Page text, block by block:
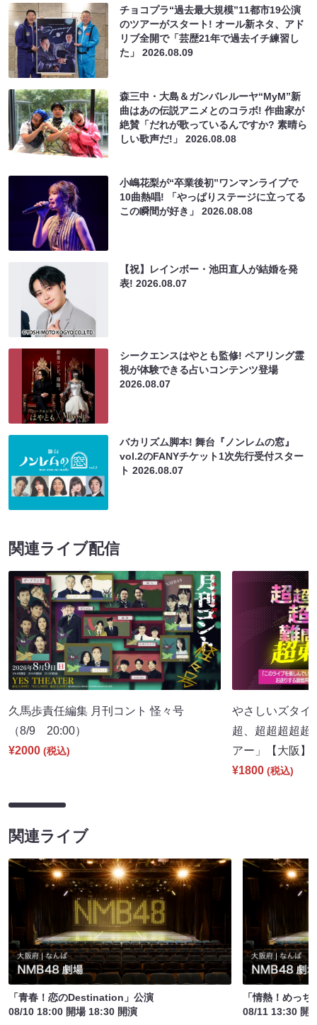
チョコプラ“過去最大規模”11都市19公演
のツアーがスタート! オール新ネタ、アド
リブ全開で「芸歴21年で過去イチ練習し
た」2026.08.09
森三中・大島＆ガンバレルーヤ“MyM”新
曲はあの伝説アニメとのコラボ! 作曲家が
絶賛「だれが歌っているんですか? 素晴ら
しい歌声だ!」2026.08.08
小嶋花梨が“卒業後初”ワンマンライブで
10曲熱唱! 「やっぱりステージに立ってる
この瞬間が好き」2026.08.08
【祝】レインボー・池田直人が結婚を発
表!2026.08.07
シークエンスはやとも監修! ペアリング霊
視が体験できる占いコンテンツ登場
2026.08.07
バカリズム脚本! 舞台『ノンレムの窓』
vol.2のFANYチケット1次先行受付スター
ト2026.08.07
関連ライブ配信
久馬歩責任編集 月刊コント 怪々号
（8/9 20:00）
¥2000 (税込)
やさしいズタイ
超、超超超超超
アー」【大阪
¥1800 (税込)
関連ライブ
「青春！恋のDestination」公演
08/10 18:00 開場 18:30 開演
「情熱！めっ
08/11 13:30 開